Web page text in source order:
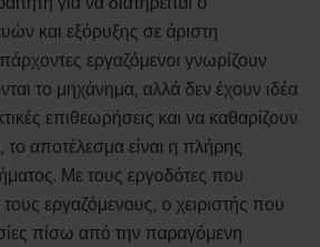
και εξόρυξης σε άριστη
εργαζόμενοι γνωρίζουν
το μηχάνημα, αλλά δεν έχουν ιδέα
επιθεωρήσεις και να καθαρίζουν
το αποτέλεσμα είναι η πλήρης
Με τους εργοδότες που
εργαζόμενους, ο χειριστής που
πίσω από την παραγόμενη